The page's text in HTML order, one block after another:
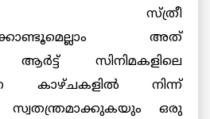
സ്ത്രീ
അത്
സിനിമകളിലെ
കാഴ്ചകളില്‍ നിന്ന്
സ്വതന്ത്രമാക്കുകയും ഒരു